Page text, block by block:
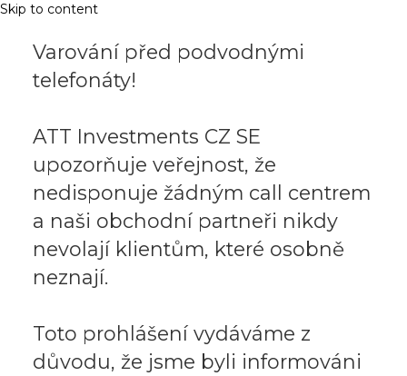
Skip to content
Varování před podvodnými
telefonáty!
ATT Investments CZ SE
upozorňuje veřejnost, že
nedisponuje žádným call centrem
a naši obchodní partneři nikdy
nevolají klientům, které osobně
neznají.
Toto prohlášení vydáváme z
důvodu, že jsme byli informováni